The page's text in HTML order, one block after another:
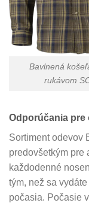
Bavlnená
rukávom
Odporúčania pre
Sortiment odevov
predovšetkým pre
každodenné
tým, než sa
počasia. Počasie